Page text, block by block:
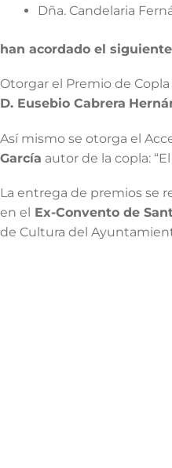
Dña. Candelaria
han acordado el
Otorgar el Premio de
D. Eusebio Cabrera
Así mismo se otorga el
García autor de la copla:
La entrega de premios se
en el Ex-Convento de
de Cultura del